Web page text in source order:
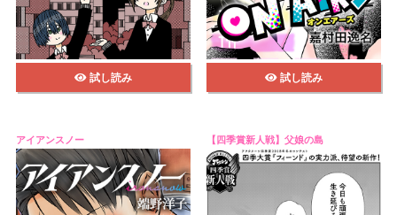
試し読み 試し読み
アイアンスノー 【四季賞新人戦】父娘の島